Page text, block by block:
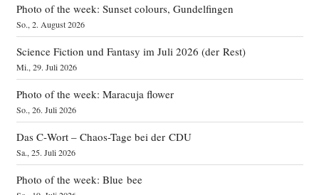
Photo of the week: Sunset colours, Gundelfingen
So., 2. August 2026
Science Fiction und Fantasy im Juli 2026 (der Rest)
Mi., 29. Juli 2026
Photo of the week: Maracuja flower
So., 26. Juli 2026
Das C‑Wort – Chaos-Tage bei der CDU
Sa., 25. Juli 2026
Photo of the week: Blue bee